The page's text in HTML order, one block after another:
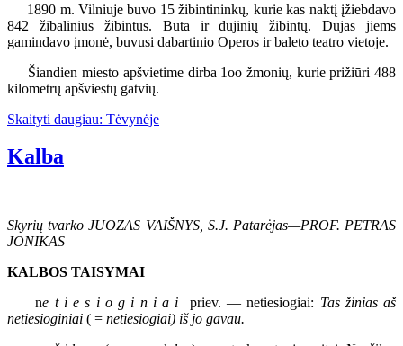
1890 m. Vilniuje buvo 15 žibintininkų, kurie kas naktį įžiebdavo
842 žibalinius žibintus. Būta ir dujinių žibintų. Dujas jiems
gamindavo įmonė, buvusi dabartinio Operos ir baleto teatro vietoje.
Šiandien miesto apšvietime dirba 1oo žmonių, kurie prižiūri 488
kilometrų apšviestų gatvių.
Skaityti daugiau: Tėvynėje
Kalba
Skyrių tvarko JUOZAS VAIŠNYS, S.J. Patarėjas—PROF. PETRAS
JONIKAS
KALBOS TAISYMAI
ne t i e s i o g i n i a i priev. — netiesiogiai: Tas žinias aš
netiesioginiai ( = netiesiogiai) iš jo gavau.